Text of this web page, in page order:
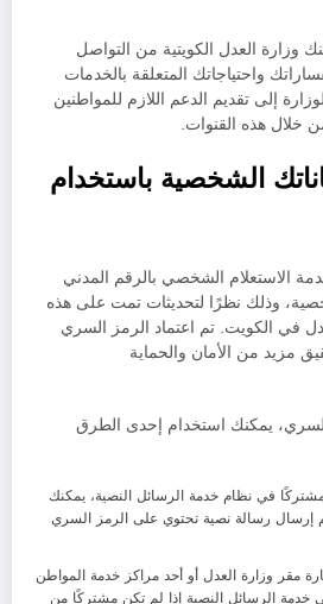
وزارة العدل الكويتية من التواصل
واحتياجاتك المتعلقة بالخدمات
إلى تقديم الدعم اللازم للمواطنين
خلال هذه القنوات.
الشخصية باستخدام
الاستعلام الشخصي بالرقم المدني
وذلك نظرًا لتحديثات تمت على هذه
في الكويت. تم اعتماد الرمز السري
مزيد من الأمان والحماية
يمكنك استخدام إحدى الطرق
في نظام خدمة الرسائل النصية، يمكنك
إرسال رسالة نصية تحتوي على الرمز السري
مقر وزارة العدل أو أحد مراكز خدمة المواطن
الرسائل النصية إذا لم تكن مشتركًا من